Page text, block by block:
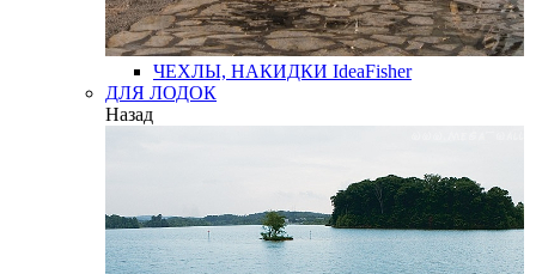
ЧЕХЛЫ, НАКИДКИ IdeaFisher
ДЛЯ ЛОДОК
Назад